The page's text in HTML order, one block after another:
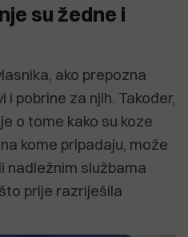
su žedne i
ako prepozna
pobrine za njih. Također,
o tome kako su koze
kome pripadaju, može
nadležnim službama
prije razriješila